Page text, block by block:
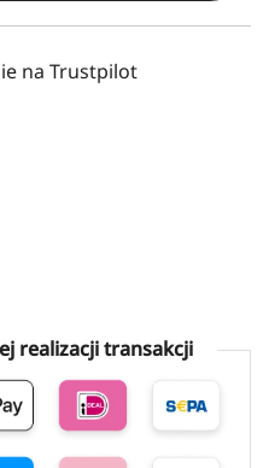
na Trustpilot
realizacji transakcji